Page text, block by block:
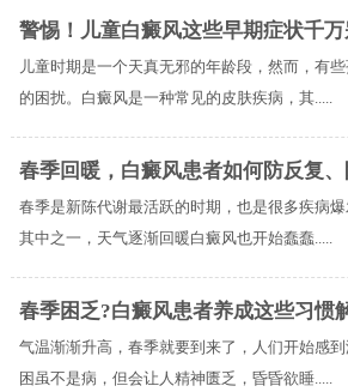
警惕！儿童白癜风这些早期症状千万
儿童时期是一个天真无邪的年龄段，然而，有
的困扰。白癜风是一种常见的皮肤疾病，其.....
春季回暖，白癜风患者如何防反复
春季是新陈代谢最活跃的时期，也是很多疾病
其中之一，天气逐渐回暖白癜风也开始蠢蠢.....
春季困乏?白癜风患者养成这些习惯
气温渐渐升高，春季就要到来了，人们开始感
困虽不是病，但会让人精神匮乏，昏昏欲睡.....